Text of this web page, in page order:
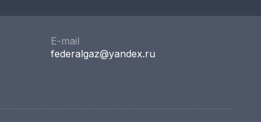
E-mail
federalgaz@yandex.ru